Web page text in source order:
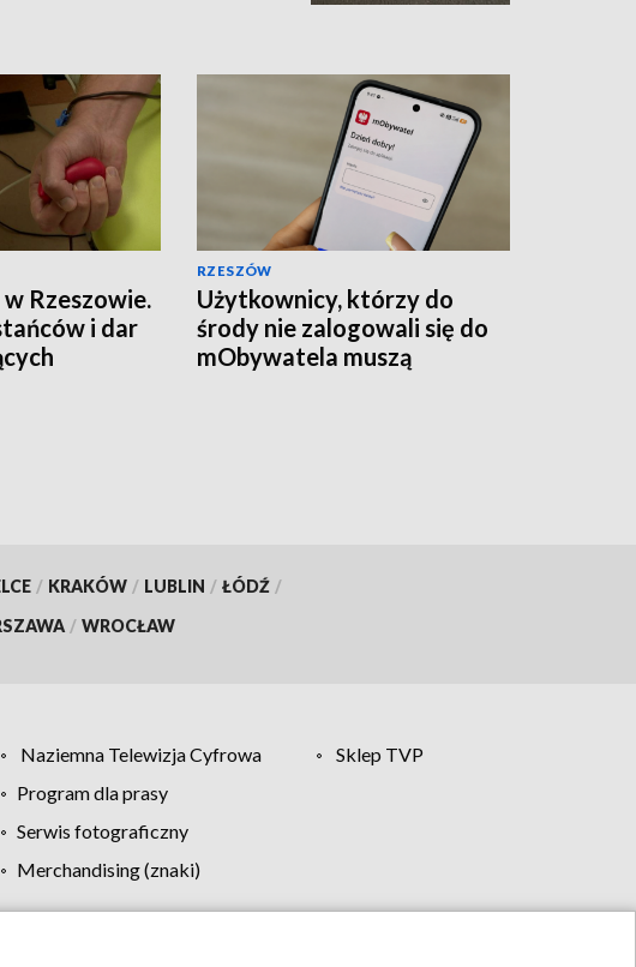
Rzeszowie.
i dar
RZESZÓW
Użytkownicy, którzy do
środy nie zalogowali się do
mObywatela muszą
/ KRAKÓW / LUBLIN / ŁÓDŹ /
/ WROCŁAW
Naziemna Telewizja Cyfrowa
Sklep TVP
Program dla prasy
Serwis fotograficzny
Merchandising (znaki)